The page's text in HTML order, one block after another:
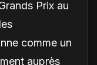
Prix au
comme un
auprès